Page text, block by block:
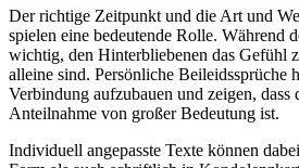
Der richtige Zeitpunkt und die Art und
spielen eine bedeutende Rolle. Während
wichtig, den Hinterbliebenen das Gefühl
alleine sind. Persönliche Beileidssprüche
Verbindung aufzubauen und zeigen,
Anteilnahme von großer Bedeutung ist.
Individuell angepasste Texte können